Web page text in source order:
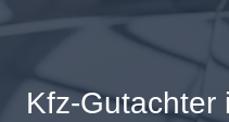
Kfz-Gutachter